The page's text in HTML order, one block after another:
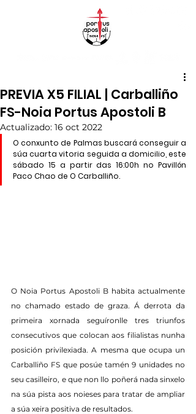
PREVIA X5 FILIAL | Carballiño
FS-Noia Portus Apostoli B
Actualizado: 16 oct 2022
O conxunto de Palmas buscará conseguir a
súa cuarta vitoria seguida a domicilio, este
sábado 15 a partir das 16:00h no Pavillón
Paco Chao de O Carballiño.
O Noia Portus Apostoli B habita actualmente
no chamado estado de graza. Á derrota da
primeira xornada seguíronlle tres triunfos
consecutivos que colocan aos filialistas nunha
posición privilexiada. A mesma que ocupa un
Carballiño FS que posúe tamén 9 unidades no
seu casilleiro, e que non llo poñerá nada sinxelo
na súa pista aos noieses para tratar de ampliar
a súa xeira positiva de resultados.